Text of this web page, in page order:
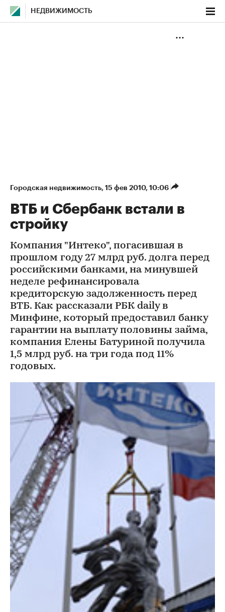
НЕДВИЖИМОСТЬ
Городская недвижимость⁠, 15 фев 2010, 10:06
ВТБ и Сбербанк встали в
стройку
Компания "Интеко", погасившая в
прошлом году 27 млрд руб. долга перед
российскими банками, на минувшей
неделе рефинансировала
кредиторскую задолженность перед
ВТБ. Как рассказали РБК daily в
Минфине, который предоставил банку
гарантии на выплату половины займа,
компания Елены Батуриной получила
1,5 млрд руб. на три года под 11%
годовых.